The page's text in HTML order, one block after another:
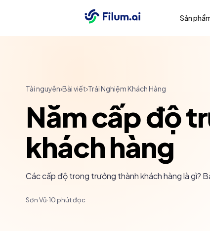
Sản
Tài nguyên›Bài viết›Trải Nghiệm Khách Hàng
Năm cấp độ
khách hàng
Các cấp độ trong trưởng thành khách hàng là gì?
Sơn Vũ·10 phút đọc